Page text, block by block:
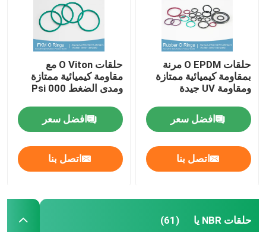
حلقات O EPDM مرنة
بمقاومة كيميائية ممتازة
ومقاومة UV جيدة
افضل سعر
اتصل بنا
حلقات O Viton مع
مقاومة كيميائية ممتازة
ومدى الضغط 000 Psi
افضل سعر
اتصل بنا
حلقات NBR يا (61)